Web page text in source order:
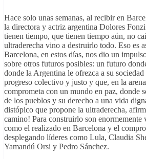
Hace solo unas semanas, al recibir en
la directora y actriz argentina Dolores
tienen tiempo, que tienen tiempo aún, no
ultraderecha vino a destruirlo todo. Eso es
Barcelona, en estos días, nos dio un
sobre otros futuros posibles: un futuro
donde la Argentina le ofrezca a su
progreso colectivo y justo y que, en la
comprometa con un mundo en paz, donde
de los pueblos y su derecho a una vida
distópico que propone la ultraderecha,
camino! Para construirlo son enormemente
como el realizado en Barcelona y el
desplegando líderes como Lula, Claudia
Yamandú Orsi y Pedro Sánchez.